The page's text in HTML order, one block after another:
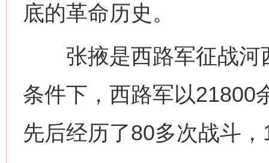
底的革命历史。
张掖是西路军征战河
条件下，西路军以21800
先后经历了80多次战斗